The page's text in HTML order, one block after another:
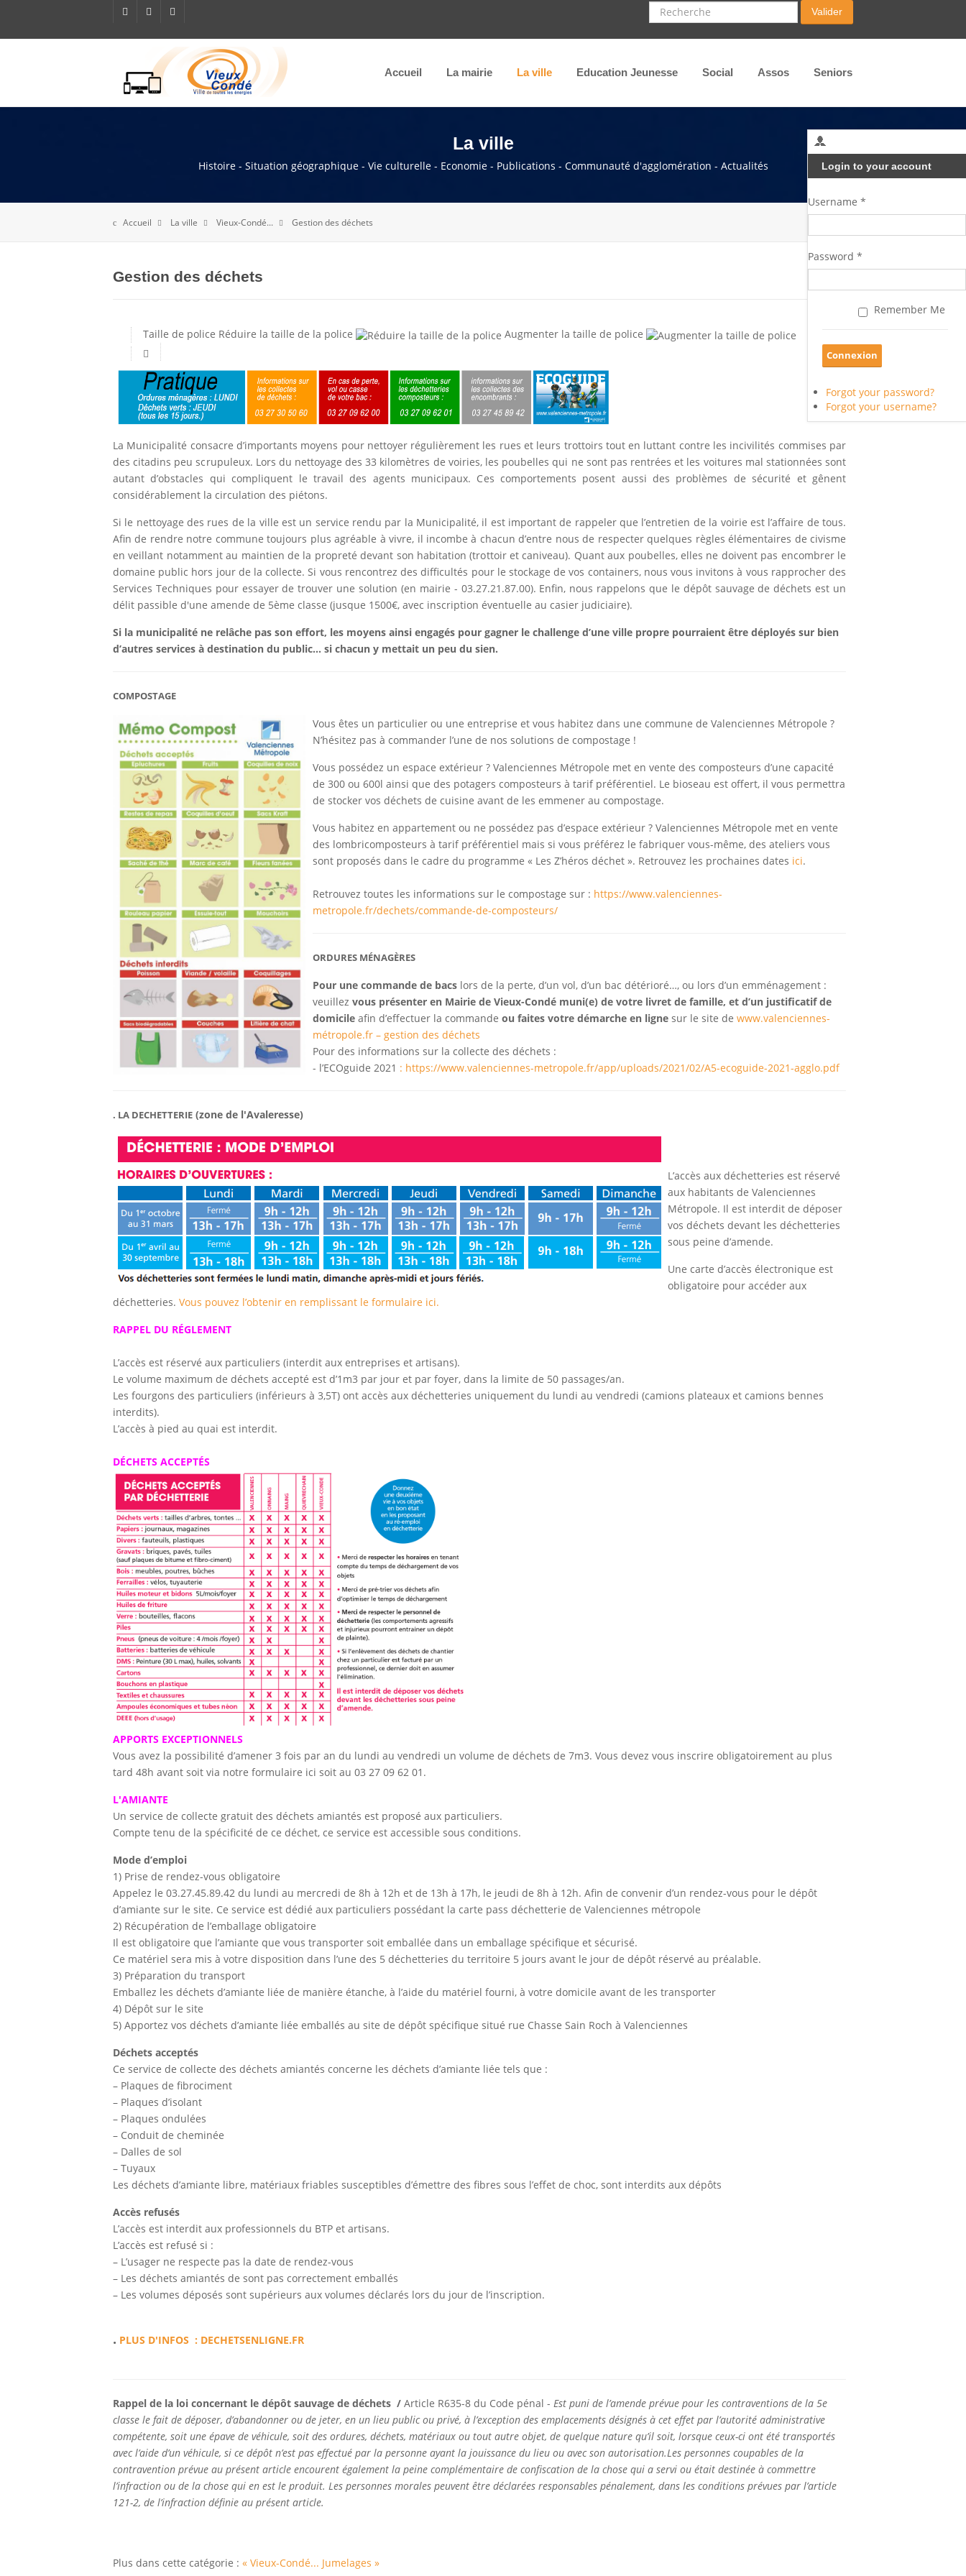
Recherche Valider
Accueil La mairie La ville Education Jeunesse Social Assos Seniors
Login to your account
Username *
Password *
Remember Me
Forgot your password?
Forgot your username?
La ville
Histoire - Situation géographique - Vie culturelle - Economie - Publications - Communauté d'agglomération - Actualités
Accueil La ville Vieux-Condé... Gestion des déchets
Gestion des déchets
Taille de police Réduire la taille de la police Augmenter la taille de police
La Municipalité consacre d’importants moyens pour nettoyer régulièrement les rues et leurs trottoirs tout en luttant contre les incivilités commises par
des citadins peu scrupuleux. Lors du nettoyage des 33 kilomètres de voiries, les poubelles qui ne sont pas rentrées et les voitures mal stationnées sont
autant d’obstacles qui compliquent le travail des agents municipaux. Ces comportements posent aussi des problèmes de sécurité et gênent
considérablement la circulation des piétons.
Si le nettoyage des rues de la ville est un service rendu par la Municipalité, il est important de rappeler que l’entretien de la voirie est l’affaire de tous.
Afin de rendre notre commune toujours plus agréable à vivre, il incombe à chacun d’entre nous de respecter quelques règles élémentaires de civisme
en veillant notamment au maintien de la propreté devant son habitation (trottoir et caniveau). Quant aux poubelles, elles ne doivent pas encombrer le
domaine public hors jour de la collecte. Si vous rencontrez des difficultés pour le stockage de vos containers, nous vous invitons à vous rapprocher des
Services Techniques pour essayer de trouver une solution (en mairie - 03.27.21.87.00). Enfin, nous rappelons que le dépôt sauvage de déchets est un
délit passible d'une amende de 5ème classe (jusque 1500€, avec inscription éventuelle au casier judiciaire).
Si la municipalité ne relâche pas son effort, les moyens ainsi engagés pour gagner le challenge d’une ville propre pourraient être déployés sur bien
d’autres services à destination du public... si chacun y mettait un peu du sien.
COMPOSTAGE
Vous êtes un particulier ou une entreprise et vous habitez dans une commune de Valenciennes Métropole ?
N’hésitez pas à commander l’une de nos solutions de compostage !
Vous possédez un espace extérieur ? Valenciennes Métropole met en vente des composteurs d’une capacité
de 300 ou 600l ainsi que des potagers composteurs à tarif préférentiel. Le bioseau est offert, il vous permettra
de stocker vos déchets de cuisine avant de les emmener au compostage.
Vous habitez en appartement ou ne possédez pas d’espace extérieur ? Valenciennes Métropole met en vente
des lombricomposteurs à tarif préférentiel mais si vous préférez le fabriquer vous-même, des ateliers vous
sont proposés dans le cadre du programme « Les Z’héros déchet ». Retrouvez les prochaines dates ici.
Retrouvez toutes les informations sur le compostage sur : https://www.valenciennes-
metropole.fr/dechets/commande-de-composteurs/
ORDURES MÉNAGÈRES
Pour une commande de bacs lors de la perte, d’un vol, d’un bac détérioré…, ou lors d’un emménagement :
veuillez vous présenter en Mairie de Vieux-Condé muni(e) de votre livret de famille, et d’un justificatif de
domicile afin d’effectuer la commande ou faites votre démarche en ligne sur le site de www.valenciennes-
métropole.fr – gestion des déchets
Pour des informations sur la collecte des déchets :
- l’ECOguide 2021 : https://www.valenciennes-metropole.fr/app/uploads/2021/02/A5-ecoguide-2021-agglo.pdf
. LA DECHETTERIE (zone de l'Avaleresse)
L’accès aux déchetteries est réservé
aux habitants de Valenciennes
Métropole. Il est interdit de déposer
vos déchets devant les déchetteries
sous peine d’amende.
Une carte d’accès électronique est
obligatoire pour accéder aux
déchetteries. Vous pouvez l’obtenir en remplissant le formulaire ici.
RAPPEL DU RÉGLEMENT
L’accès est réservé aux particuliers (interdit aux entreprises et artisans).
Le volume maximum de déchets accepté est d’1m3 par jour et par foyer, dans la limite de 50 passages/an.
Les fourgons des particuliers (inférieurs à 3,5T) ont accès aux déchetteries uniquement du lundi au vendredi (camions plateaux et camions bennes
interdits).
L’accès à pied au quai est interdit.
DÉCHETS ACCEPTÉS
APPORTS EXCEPTIONNELS
Vous avez la possibilité d’amener 3 fois par an du lundi au vendredi un volume de déchets de 7m3. Vous devez vous inscrire obligatoirement au plus
tard 48h avant soit via notre formulaire ici soit au 03 27 09 62 01.
L'AMIANTE
Un service de collecte gratuit des déchets amiantés est proposé aux particuliers.
Compte tenu de la spécificité de ce déchet, ce service est accessible sous conditions.
Mode d’emploi
1) Prise de rendez-vous obligatoire
Appelez le 03.27.45.89.42 du lundi au mercredi de 8h à 12h et de 13h à 17h, le jeudi de 8h à 12h. Afin de convenir d’un rendez-vous pour le dépôt
d’amiante sur le site. Ce service est dédié aux particuliers possédant la carte pass déchetterie de Valenciennes métropole
2) Récupération de l’emballage obligatoire
Il est obligatoire que l’amiante que vous transporter soit emballée dans un emballage spécifique et sécurisé.
Ce matériel sera mis à votre disposition dans l’une des 5 déchetteries du territoire 5 jours avant le jour de dépôt réservé au préalable.
3) Préparation du transport
Emballez les déchets d’amiante liée de manière étanche, à l’aide du matériel fourni, à votre domicile avant de les transporter
4) Dépôt sur le site
5) Apportez vos déchets d’amiante liée emballés au site de dépôt spécifique situé rue Chasse Sain Roch à Valenciennes
Déchets acceptés
Ce service de collecte des déchets amiantés concerne les déchets d’amiante liée tels que :
– Plaques de fibrociment
– Plaques d’isolant
– Plaques ondulées
– Conduit de cheminée
– Dalles de sol
– Tuyaux
Les déchets d’amiante libre, matériaux friables susceptibles d’émettre des fibres sous l’effet de choc, sont interdits aux dépôts
Accès refusés
L’accès est interdit aux professionnels du BTP et artisans.
L’accès est refusé si :
– L’usager ne respecte pas la date de rendez-vous
– Les déchets amiantés de sont pas correctement emballés
– Les volumes déposés sont supérieurs aux volumes déclarés lors du jour de l’inscription.
. PLUS D'INFOS : DECHETSENLIGNE.FR
Rappel de la loi concernant le dépôt sauvage de déchets / Article R635-8 du Code pénal - Est puni de l’amende prévue pour les contraventions de la 5e
classe le fait de déposer, d’abandonner ou de jeter, en un lieu public ou privé, à l’exception des emplacements désignés à cet effet par l’autorité administrative
compétente, soit une épave de véhicule, soit des ordures, déchets, matériaux ou tout autre objet, de quelque nature qu’il soit, lorsque ceux-ci ont été transportés
avec l’aide d’un véhicule, si ce dépôt n’est pas effectué par la personne ayant la jouissance du lieu ou avec son autorisation.Les personnes coupables de la
contravention prévue au présent article encourent également la peine complémentaire de confiscation de la chose qui a servi ou était destinée à commettre
l’infraction ou de la chose qui en est le produit. Les personnes morales peuvent être déclarées responsables pénalement, dans les conditions prévues par l’article
121-2, de l’infraction définie au présent article.
Plus dans cette catégorie : « Vieux-Condé... Jumelages »